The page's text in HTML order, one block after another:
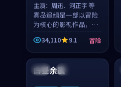
主演： 周迅、河正宇 等
雾岛追缉是一部以冒险
为核心的影视作品，围
绕危机、反转与人物成
长展开，整体节奏紧
凑，值得推荐观看。
34,110 9.1 冒险
美国 独播
白昼余震